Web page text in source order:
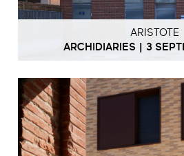
ARISTOTE
ARCHIDIARIES | 3